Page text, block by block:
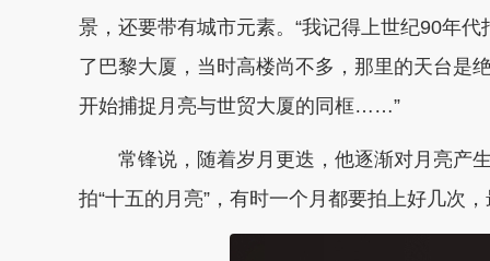
景，还要带有城市元素。“我记得上世纪90年
了巴黎大厦，当时高楼尚不多，那里的天台是
开始捕捉月亮与世贸大厦的同框……”
常锋说，随着岁月更迭，他逐渐对月亮产
拍“十五的月亮”，有时一个月都要拍上好几次